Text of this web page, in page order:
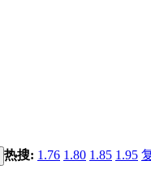
热搜: 1.76 1.80 1.85 1.95